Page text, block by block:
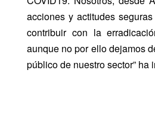
acciones y actitudes
contribuir con la
aunque no por ello dejamos
público de nuestro sector” ha